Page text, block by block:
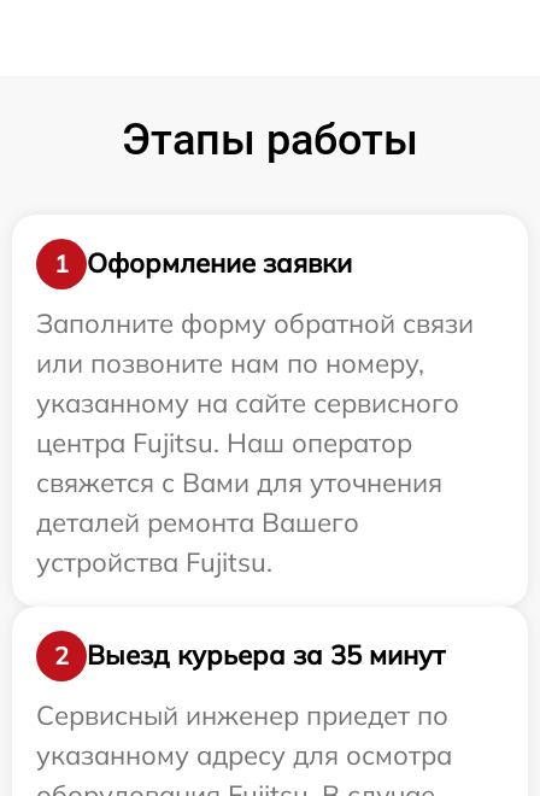
Этапы работы
1
Оформление заявки
Заполните форму обратной связи
или позвоните нам по номеру,
указанному на сайте сервисного
центра Fujitsu. Наш оператор
свяжется с Вами для уточнения
деталей ремонта Вашего
устройства Fujitsu.
2
Выезд курьера за 35 минут
Сервисный инженер приедет по
указанному адресу для осмотра